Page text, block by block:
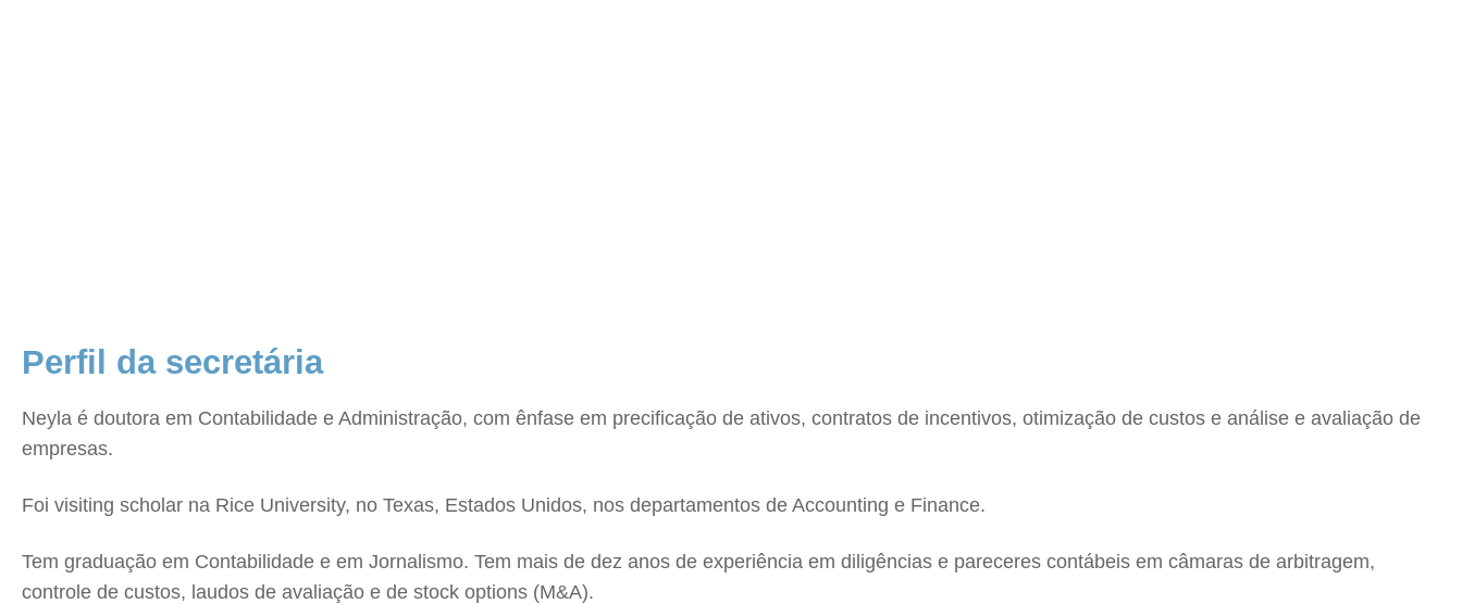
Perfil da secretária
Neyla é doutora em Contabilidade e Administração, com ênfase em precificação de ativos, contratos de incentivos, otimização de custos e análise e avaliação de
empresas.
Foi visiting scholar na Rice University, no Texas, Estados Unidos, nos departamentos de Accounting e Finance.
Tem graduação em Contabilidade e em Jornalismo. Tem mais de dez anos de experiência em diligências e pareceres contábeis em câmaras de arbitragem,
controle de custos, laudos de avaliação e de stock options (M&A).